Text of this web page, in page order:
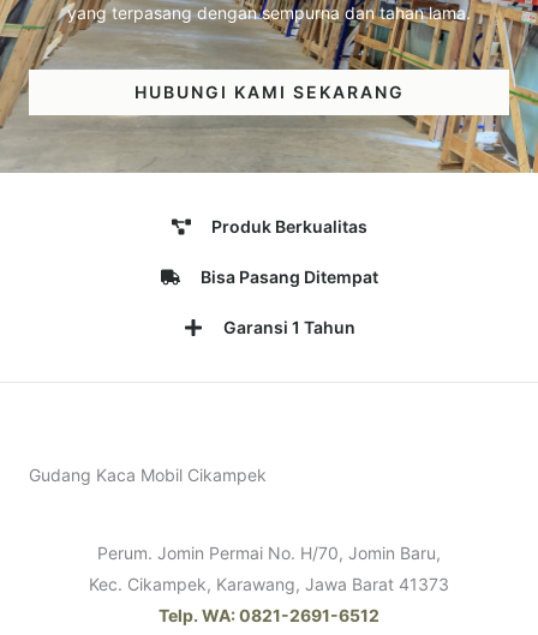
yang terpasang dengan sempurna dan tahan lama.
HUBUNGI KAMI SEKARANG
Produk Berkualitas
Bisa Pasang Ditempat
Garansi 1 Tahun
Gudang Kaca Mobil Cikampek
Perum. Jomin Permai No. H/70, Jomin Baru,
Kec. Cikampek, Karawang, Jawa Barat 41373
Telp. WA: 0821-2691-6512